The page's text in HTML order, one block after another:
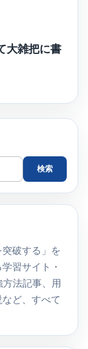
大雑把に書
検索
破する」を
習サイト・
法記事、用
ど、すべて